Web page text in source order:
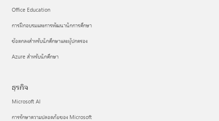
Office Education
การฝึกอบรมและการพัฒนานักการศึกษา
ข้อตกลงสำหรับนักศึกษาและผู้ปกครอง
Azure สำหรับนักศึกษา
ธุรกิจ
Microsoft AI
การรักษาความปลอดภัยของ Microsoft